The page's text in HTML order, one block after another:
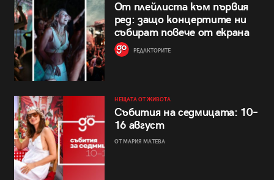
От плейлиста към първия
ред: защо концертите ни
събират повече от екрана
РЕДАКТОРИТЕ
НЕЩАТА ОТ ЖИВОТА
Събития на седмицата: 10–
16 август
ОТ МАРИЯ МАТЕВА